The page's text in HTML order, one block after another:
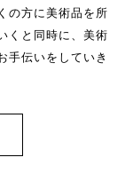
の方に美術品を所
くと同時に、美術
手伝いをしていき